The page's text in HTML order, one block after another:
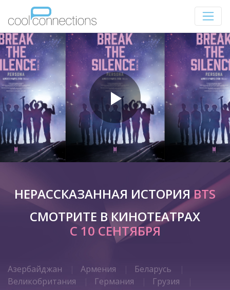
НЕРАССКАЗАННАЯ ИСТОРИЯBTS
СМОТРИТЕ В КИНОТЕАТРАХ
C 10 СЕНТЯБРЯ
Азербайджан Армения
Беларусь
Великобритания
Германия
Грузия